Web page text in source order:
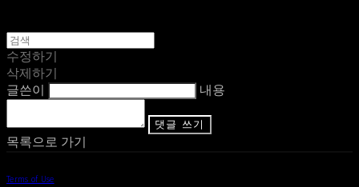
수정하기
삭제하기
글쓴이
내용
댓글 쓰기
목록으로 가기
Terms of Use